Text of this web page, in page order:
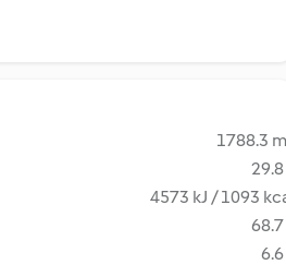
1788.3
29.8
4573 kJ / 1093
68.7